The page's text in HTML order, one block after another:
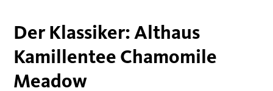
Der Klassiker: Althaus
Kamillentee Chamomile
Meadow